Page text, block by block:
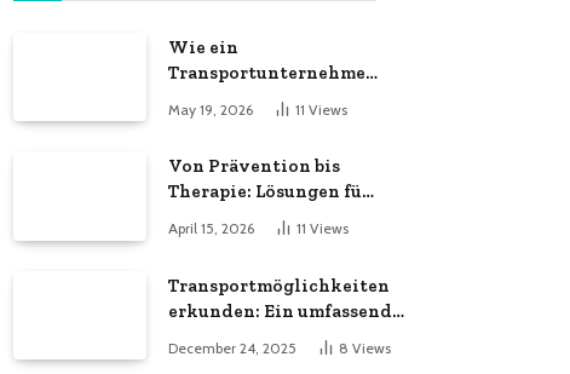
Wie ein
Transportunternehmen
Logistiklösungen
May 19, 2026 11 Views
Von Prävention bis
Therapie: Lösungen für
ein aktives Leben
April 15, 2026 11 Views
Transportmöglichkeiten
erkunden: Ein umfassender
verschiedenen
December 24, 2025 8 Views